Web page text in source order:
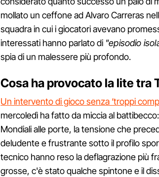
mollato un ceffone ad Alvaro Carreras
squadra in cui i giocatori avevano
interessati hanno parlato di "episodio
spia di un malessere più profondo.
Cosa ha provocato la lite tra
Un intervento di gioco senza ‘troppi
mercoledì ha fatto da miccia al
Mondiali alle porte, la tensione che
deludente e frustrante sotto il profilo
tecnico hanno reso la deflagrazione più
grosse, c'è stato qualche spintone e il